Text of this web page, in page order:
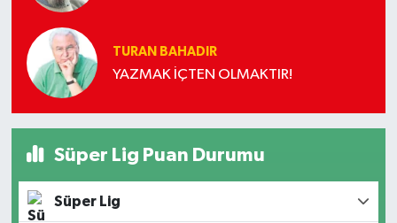
TURAN BAHADIR
YAZMAK İÇTEN OLMAKTIR!
Süper Lig Puan Durumu
Süper Lig